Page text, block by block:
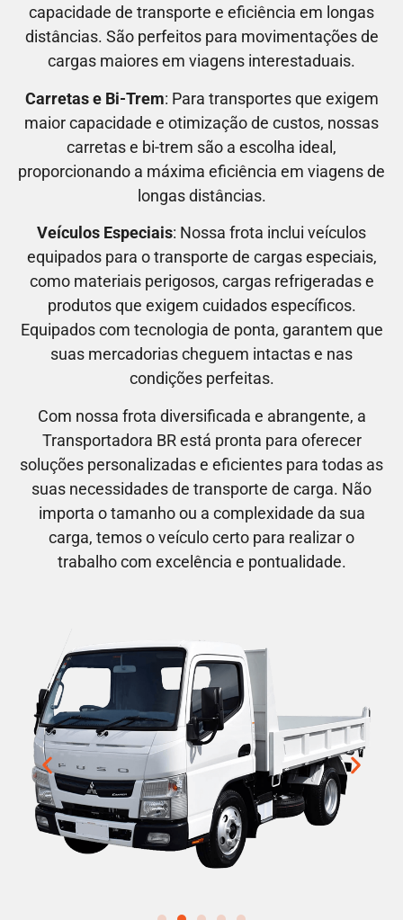
capacidade de transporte e eficiência em longas
distâncias. São perfeitos para movimentações de
cargas maiores em viagens interestaduais.
Carretas e Bi-Trem: Para transportes que exigem
maior capacidade e otimização de custos, nossas
carretas e bi-trem são a escolha ideal,
proporcionando a máxima eficiência em viagens de
longas distâncias.
Veículos Especiais: Nossa frota inclui veículos
equipados para o transporte de cargas especiais,
como materiais perigosos, cargas refrigeradas e
produtos que exigem cuidados específicos.
Equipados com tecnologia de ponta, garantem que
suas mercadorias cheguem intactas e nas
condições perfeitas.
Com nossa frota diversificada e abrangente, a
Transportadora BR está pronta para oferecer
soluções personalizadas e eficientes para todas as
suas necessidades de transporte de carga. Não
importa o tamanho ou a complexidade da sua
carga, temos o veículo certo para realizar o
trabalho com excelência e pontualidade.